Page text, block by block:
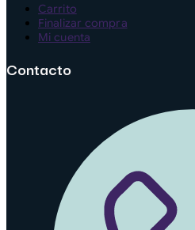
Carrito
Finalizar compra
Mi cuenta
Contacto